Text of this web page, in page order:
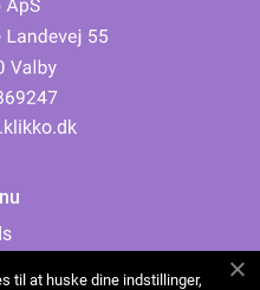
til at huske dine indstillinger,